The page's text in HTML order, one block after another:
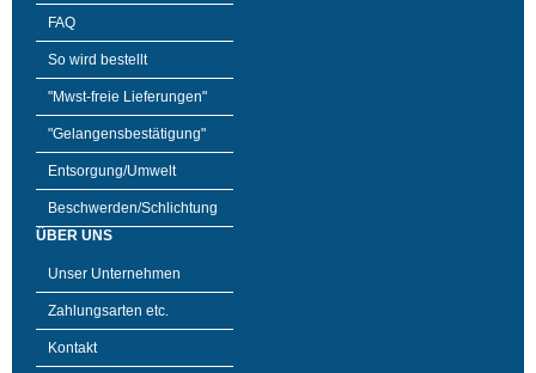
FAQ
So wird bestellt
"Mwst-freie Lieferungen"
"Gelangensbestätigung"
Entsorgung/Umwelt
Beschwerden/Schlichtung
ÜBER UNS
Unser Unternehmen
Zahlungsarten etc.
Kontakt